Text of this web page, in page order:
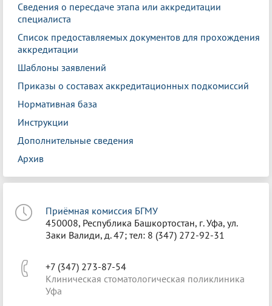
Сведения о пересдаче этапа или аккредитации
специалиста
Список предоставляемых документов для прохождения
аккредитации
Шаблоны заявлений
Приказы о составах аккредитационных подкомиссий
Нормативная база
Инструкции
Дополнительные сведения
Архив
Приёмная комиссия БГМУ
450008, Республика Башкортостан, г. Уфа, ул.
Заки Валиди, д. 47; тел: 8 (347) 272-92-31
+7 (347) 273-87-54
Клиническая стоматологическая поликлиника
Уфа